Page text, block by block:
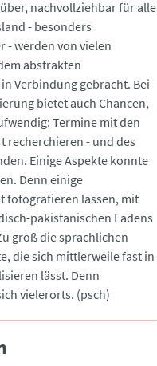
nachvollziehbar für alle
- besonders
- werden von vielen
abstrakten
Verbindung gebracht. Bei
bietet auch Chancen,
Termine mit den
recherchieren - und des
Einige Aspekte konnte
Denn einige
fotografieren lassen, mit
pakistanischen Ladens
groß die sprachlichen
die sich mittlerweile fast in
lässt. Denn
vielerorts. (psch)